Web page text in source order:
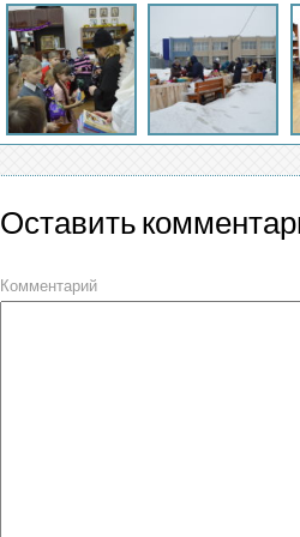
Оставить
Комментарий